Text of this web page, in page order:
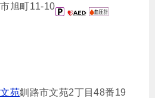
旭町11-10
苑釧路市文苑2丁目48番19